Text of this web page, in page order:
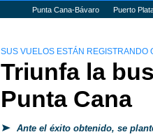
Punta Cana-Bávaro Puerto
SUS VUELOS ESTÁN REGISTRANDO
Triunfa la
Punta Cana
Ante el éxito obtenido, se